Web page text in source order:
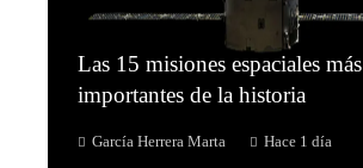
Las 15 misiones espaciales más
importantes de la historia
García Herrera Marta Hace 1 día